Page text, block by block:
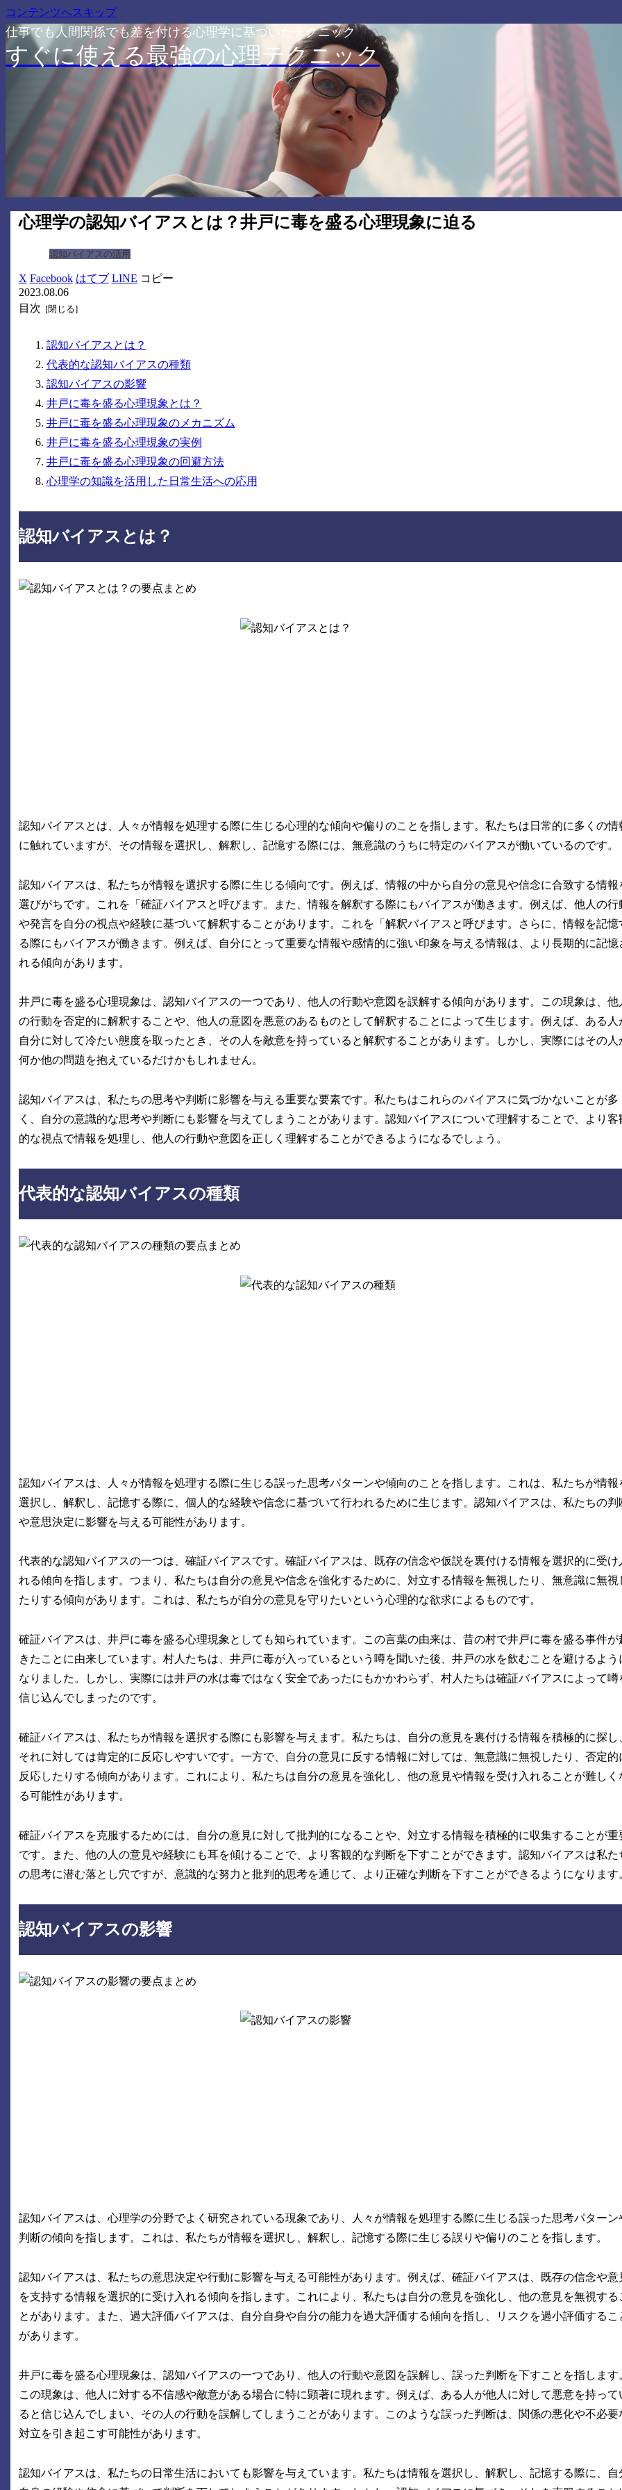
コンテンツへスキップ
仕事でも人間関係でも差を付ける心理学に基づいたテクニック
すぐに使える最強の心理テクニック
心理学の認知バイアスとは？井戸に毒を盛る心理現象に迫る
認知バイアスの活用
X Facebook はてブ LINE コピー
2023.08.06
目次
認知バイアスとは？
代表的な認知バイアスの種類
認知バイアスの影響
井戸に毒を盛る心理現象とは？
井戸に毒を盛る心理現象のメカニズム
井戸に毒を盛る心理現象の実例
井戸に毒を盛る心理現象の回避方法
心理学の知識を活用した日常生活への応用
認知バイアスとは？
認知バイアスとは、人々が情報を処理する際に生じる心理的な傾向や偏りのことを指します。私たちは日常的に多くの情
に触れていますが、その情報を選択し、解釈し、記憶する際には、無意識のうちに特定のバイアスが働いているのです。
認知バイアスは、私たちが情報を選択する際に生じる傾向です。例えば、情報の中から自分の意見や信念に合致する情報
選びがちです。これを「確証バイアスと呼びます。また、情報を解釈する際にもバイアスが働きます。例えば、他人の行
や発言を自分の視点や経験に基づいて解釈することがあります。これを「解釈バイアスと呼びます。さらに、情報を記憶
る際にもバイアスが働きます。例えば、自分にとって重要な情報や感情的に強い印象を与える情報は、より長期的に記憶
れる傾向があります。
井戸に毒を盛る心理現象は、認知バイアスの一つであり、他人の行動や意図を誤解する傾向があります。この現象は、他
の行動を否定的に解釈することや、他人の意図を悪意のあるものとして解釈することによって生じます。例えば、ある人
自分に対して冷たい態度を取ったとき、その人を敵意を持っていると解釈することがあります。しかし、実際にはその人
何か他の問題を抱えているだけかもしれません。
認知バイアスは、私たちの思考や判断に影響を与える重要な要素です。私たちはこれらのバイアスに気づかないことが多
く、自分の意識的な思考や判断にも影響を与えてしまうことがあります。認知バイアスについて理解することで、より客
的な視点で情報を処理し、他人の行動や意図を正しく理解することができるようになるでしょう。
代表的な認知バイアスの種類
認知バイアスは、人々が情報を処理する際に生じる誤った思考パターンや傾向のことを指します。これは、私たちが情報
選択し、解釈し、記憶する際に、個人的な経験や信念に基づいて行われるために生じます。認知バイアスは、私たちの判
や意思決定に影響を与える可能性があります。
代表的な認知バイアスの一つは、確証バイアスです。確証バイアスは、既存の信念や仮説を裏付ける情報を選択的に受け
れる傾向を指します。つまり、私たちは自分の意見や信念を強化するために、対立する情報を無視したり、無意識に無視
たりする傾向があります。これは、私たちが自分の意見を守りたいという心理的な欲求によるものです。
確証バイアスは、井戸に毒を盛る心理現象としても知られています。この言葉の由来は、昔の村で井戸に毒を盛る事件が
きたことに由来しています。村人たちは、井戸に毒が入っているという噂を聞いた後、井戸の水を飲むことを避けるよう
なりました。しかし、実際には井戸の水は毒ではなく安全であったにもかかわらず、村人たちは確証バイアスによって噂
信じ込んでしまったのです。
確証バイアスは、私たちが情報を選択する際にも影響を与えます。私たちは、自分の意見を裏付ける情報を積極的に探し
それに対しては肯定的に反応しやすいです。一方で、自分の意見に反する情報に対しては、無意識に無視したり、否定的
反応したりする傾向があります。これにより、私たちは自分の意見を強化し、他の意見や情報を受け入れることが難しく
る可能性があります。
確証バイアスを克服するためには、自分の意見に対して批判的になることや、対立する情報を積極的に収集することが重
です。また、他の人の意見や経験にも耳を傾けることで、より客観的な判断を下すことができます。認知バイアスは私た
の思考に潜む落とし穴ですが、意識的な努力と批判的思考を通じて、より正確な判断を下すことができるようになります
認知バイアスの影響
認知バイアスは、心理学の分野でよく研究されている現象であり、人々が情報を処理する際に生じる誤った思考パターン
判断の傾向を指します。これは、私たちが情報を選択し、解釈し、記憶する際に生じる誤りや偏りのことを指します。
認知バイアスは、私たちの意思決定や行動に影響を与える可能性があります。例えば、確証バイアスは、既存の信念や意
を支持する情報を選択的に受け入れる傾向を指します。これにより、私たちは自分の意見を強化し、他の意見を無視する
とがあります。また、過大評価バイアスは、自分自身や自分の能力を過大評価する傾向を指し、リスクを過小評価するこ
があります。
井戸に毒を盛る心理現象は、認知バイアスの一つであり、他人の行動や意図を誤解し、誤った判断を下すことを指します
この現象は、他人に対する不信感や敵意がある場合に特に顕著に現れます。例えば、ある人が他人に対して悪意を持って
ると信じ込んでしまい、その人の行動を誤解してしまうことがあります。このような誤った判断は、関係の悪化や不必要
対立を引き起こす可能性があります。
認知バイアスは、私たちの日常生活においても影響を与えています。私たちは情報を選択し、解釈し、記憶する際に、自